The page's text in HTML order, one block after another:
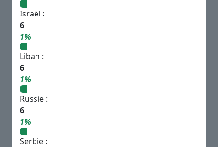
Israël :
6
1%
Liban :
6
1%
Russie :
6
1%
Serbie :